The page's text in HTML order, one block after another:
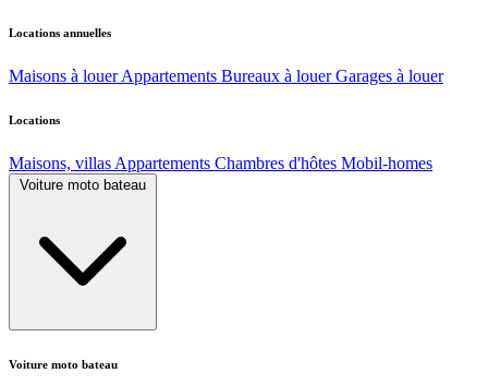
Locations annuelles
Maisons à louer Appartements Bureaux à louer Garages à louer
Locations
Maisons, villas Appartements Chambres d'hôtes Mobil-homes
Voiture moto bateau
Voiture moto bateau